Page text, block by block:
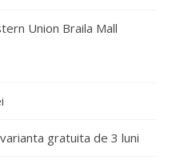
Union Braila Mall
gratuita de 3 luni